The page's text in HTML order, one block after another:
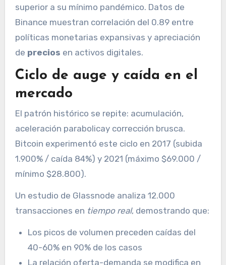
superior a su mínimo pandémico. Datos de
Binance muestran correlación del 0.89 entre
políticas monetarias expansivas y apreciación
de precios en activos digitales.
Ciclo de auge y caída en el
mercado
El patrón histórico se repite: acumulación,
aceleración parabolicay corrección brusca.
Bitcoin experimentó este ciclo en 2017 (subida
1.900% / caída 84%) y 2021 (máximo $69.000 /
mínimo $28.800).
Un estudio de Glassnode analiza 12.000
transacciones en tiempo real, demostrando que:
Los picos de volumen preceden caídas del
40-60% en 90% de los casos
La relación oferta-demanda se modifica en